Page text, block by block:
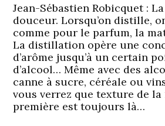
Jean-Sébastien Robicquet :
douceur. Lorsqu’on distille,
comme pour le parfum, la
La distillation opère une
d’arôme jusqu’à un certain
d’alcool… Même avec des
canne à sucre, céréale ou
vous verrez que texture de la
première est toujours là…